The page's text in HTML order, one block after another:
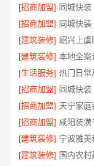
[招商加盟]
[招商加盟]
[建筑装修] 绍兴上虞
[建筑装修] 本地全案
[生活服务]
[招商加盟] 同城快
[招商加盟] 天宁家
[招商加盟] 咸阳装
[建筑装修] 宁波雅
[建筑装修]